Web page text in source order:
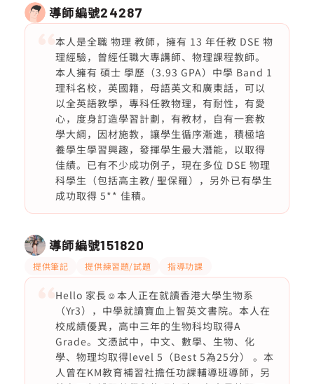
導師編號24287
本人是全職 物理 教師，擁有 13 年任教 DSE 物
理經驗，曾經任職大專講師、物理課程教師。
本人擁有 碩士 學歷（3.93 GPA）中學 Band 1
理科名校，英國籍，母語英文和廣東話，可以
以全英語教學，專科任教物理，有耐性，有愛
心，度身訂造學習計劃，有教材，自有一套教
學大綱，因材施教，讓學生循序漸進，積極培
養學生學習興趣，發揮學生最大潛能，以取得
佳績。已有不少成功例子，現在多位 DSE 物理
科學生（包括高主教/ 聖保羅），另外已有學生
成功取得 5** 佳積。
導師編號151820
提供筆記 提供練習題/試題 指導功課
Hello 家長☺️本人正在就讀香港大學生物系
（Yr3），中學就讀寶血上智英文書院。本人在
校成績優異，高中三年的生物科均取得A
Grade。文憑試中，中文、數學、生物、化
學、物理均取得level 5（Best 5為25分） 。本
人曾在KM教育補習社擔任功課輔導班導師，另